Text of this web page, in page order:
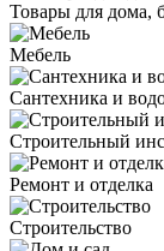
Товары для дома,
Мебель
Сантехника и
Строительный
Ремонт и отделка
Строительство